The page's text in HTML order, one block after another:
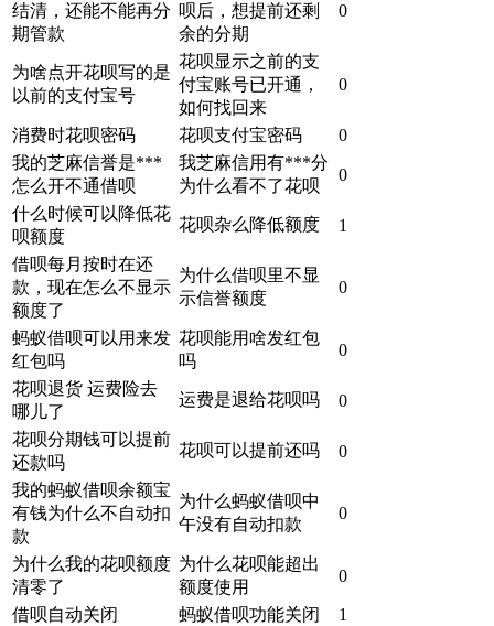
结清，还能不能再分
期管款
呗后，想提前还剩
余的分期
0
为啥点开花呗写的是
以前的支付宝号
花呗显示之前的支
付宝账号已开通，
如何找回来
0
消费时花呗密码 花呗支付宝密码
0
我的芝麻信誉是***
怎么开不通借呗
我芝麻信用有***分
为什么看不了花呗
0
什么时候可以降低花
呗额度
花呗杂么降低额度 1
借呗每月按时在还
款，现在怎么不显示
额度了
为什么借呗里不显
示信誉额度
0
蚂蚁借呗可以用来发
红包吗
花呗能用啥发红包
吗
0
花呗退货 运费险去
哪儿了
运费是退给花呗吗 0
花呗分期钱可以提前
还款吗
花呗可以提前还吗 0
我的蚂蚁借呗余额宝
有钱为什么不自动扣
款
为什么蚂蚁借呗中
午没有自动扣款
0
为什么我的花呗额度
清零了
为什么花呗能超出
额度使用
0
借呗自动关闭 蚂蚁借呗功能关闭
1